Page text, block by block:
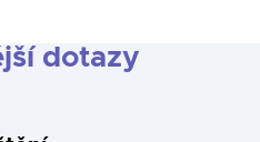
dotazy